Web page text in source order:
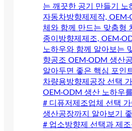
는 깨끗한 공기 만들기 노
자동차방향제제작,
체와 함께 만드는 맞춤형
종이방향제제조,
노하우와 함께 알아보는
향공조 OEM·ODM 생산
알아두면 좋은 핵심 포인
차량용방향제공장 선택
OEM·ODM 생산 노하우
# 디퓨저제조업체 선택
생산공장까지 알아보기
# 업소방향제 선택과 제